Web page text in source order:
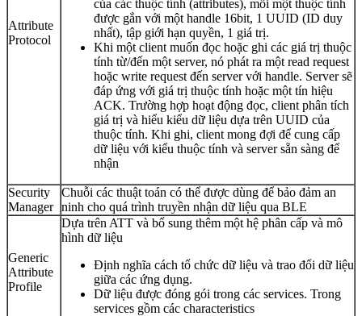
Attribute
Protocol
của các thuộc tính (attributes), mỗi một thuộc tính
được gắn với một handle 16bit, 1 UUID (ID duy
nhất), tập giới hạn quyền, 1 giá trị.
Khi một client muốn đọc hoặc ghi các giá trị thuộc
tính từ/đến một server, nó phát ra một read request
hoặc write request đến server với handle. Server sẽ
đáp ứng với giá trị thuộc tính hoặc một tín hiệu
ACK. Trường hợp hoạt động đọc, client phân tích
giá trị và hiểu kiểu dữ liệu dựa trên UUID của
thuộc tính. Khi ghi, client mong đợi để cung cấp
dữ liệu với kiểu thuộc tính và server sẵn sàng để
nhận
Security
Manager
Chuỗi các thuật toán có thể được dùng để bảo đảm an
ninh cho quá trình truyền nhận dữ liệu qua BLE
Generic
Attribute
Profile
Dựa trên ATT và bổ sung thêm một hệ phân cấp và mô
hình dữ liệu
Định nghĩa cách tổ chức dữ liệu và trao đổi dữ liệu
giữa các ứng dụng.
Dữ liệu được đóng gói trong các services. Trong
services gồm các characteristics